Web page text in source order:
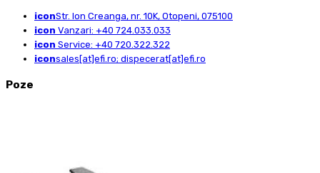
iconStr. Ion Creanga, nr. 10K, Otopeni, 075100
icon Vanzari: +40 724.033.033
icon Service: +40 720.322.322
iconsales[at]efi.ro; dispecerat[at]efi.ro
Poze